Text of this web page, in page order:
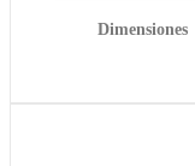
Dimensiones